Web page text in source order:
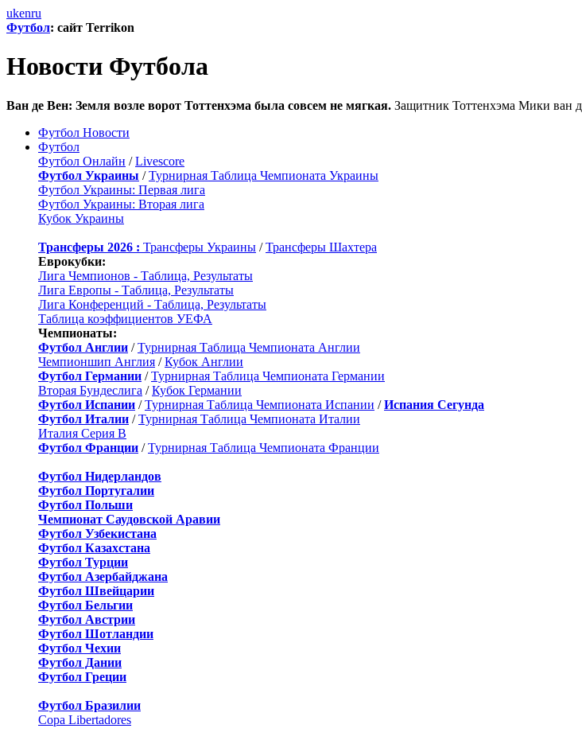
ukenru
Футбол: сайт Terrikon
Новости Футбола
Ван де Вен: Земля возле ворот Тоттенхэма была совсем не мягкая. Защитник Тоттенхэма Мики ван
Футбол Новости
Футбол
Футбол Онлайн /Livescore
Футбол Украины /Турнирная Таблица Чемпионата Украины
Футбол Украины: Первая лига
Футбол Украины: Вторая лига
Кубок Украины
Трансферы 2026 : Трансферы Украины /Трансферы Шахтера
Еврокубки:
Лига Чемпионов - Таблица, Результаты
Лига Европы - Таблица, Результаты
Лига Конференций - Таблица, Результаты
Таблица коэффициентов УЕФА
Чемпионаты:
Футбол Англии /Турнирная Таблица Чемпионата Англии
Чемпионшип Англия /Кубок Англии
Футбол Германии /Турнирная Таблица Чемпионата Германии
Вторая Бундеслига /Кубок Германии
Футбол Испании /Турнирная Таблица Чемпионата Испании /Испания Сегунда
Футбол Италии /Турнирная Таблица Чемпионата Италии
Италия Серия B
Футбол Франции /Турнирная Таблица Чемпионата Франции
Футбол Нидерландов
Футбол Португалии
Футбол Польши
Чемпионат Саудовской Аравии
Футбол Узбекистана
Футбол Казахстана
Футбол Турции
Футбол Азербайджана
Футбол Швейцарии
Футбол Бельгии
Футбол Австрии
Футбол Шотландии
Футбол Чехии
Футбол Дании
Футбол Греции
Футбол Бразилии
Copa Libertadores